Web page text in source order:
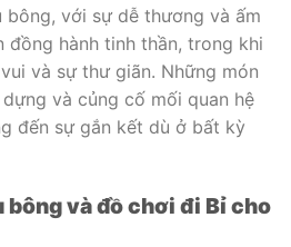
bông, với sự dễ thương và ấm
đồng hành tinh thần, trong khi
và sự thư giãn. Những món
và củng cố mối quan hệ
đến sự gắn kết dù ở bất kỳ
bông và đồ chơi đi Bỉ cho